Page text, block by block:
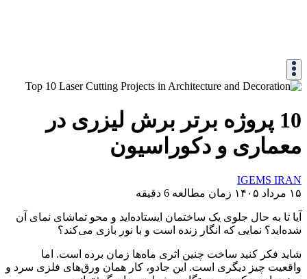
10 پروژه برتر برش لیزری در
معماری و دکوراسیون
IGEMS IRAN
۱۵ مرداد ۱۴۰۵
زمان مطالعه 6 دقیقه
آیا تا به حال جلوی یک ساختمان ایستاده‌اید و محو تماشای نمای آن
شده‌اید؟ نمایی که انگار زنده است و با نور بازی می‌کند؟
شاید فکر کنید ساخت چنین اثری ماه‌ها زمان برده است. اما
واقعیت چیز دیگری است. این جادو، کار همان ورق‌های فلزی سرد و